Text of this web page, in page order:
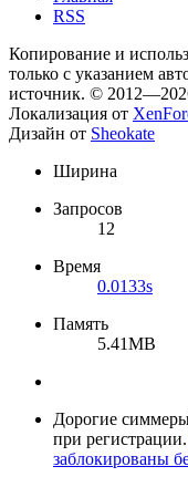
RSS
Копирование и
только с указанием
источник. ©
Локализация от
Дизайн от Sheokate
Ширина
Запросов
12
Время
0.0133s
Память
5.41MB
Дорогие
при регистрации.
заблокированы